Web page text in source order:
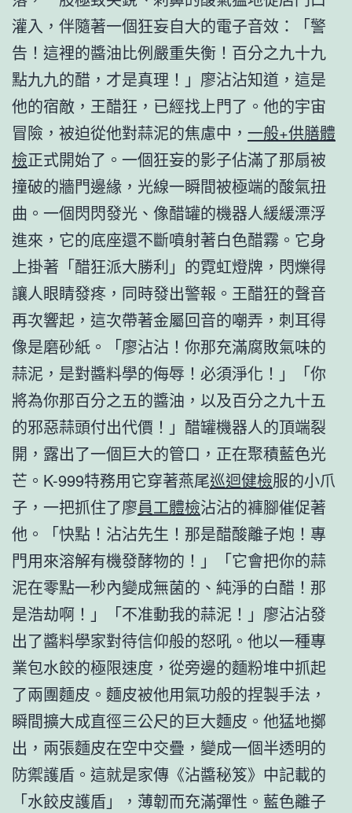
灌入，伴隨著一個狂妄自大的電子音效：「警
告！這裡的醬油比例嚴重失衡！百分之九十九
點九九的醋，才是真理！」廖沾沾知道，這是
他的宿敵，王醋狂，已經找上門了。他的宇宙
冒險，被迫從他對蒜泥的焦慮中， 一般+供膳體
檢正式開始了。一個狂妄的影子佔滿了那扇被
撞破的牆門邊緣，光線一瞬間被極端的酸氣扭
曲。一個閃閃發光、像醋罐的機器人緩緩漂浮
進來，它的底座還不斷噴射著白色醋霧。它身
上掛著「醋狂派大勝利」的霓虹燈牌，閃爍得
讓人眼睛發疼，同時發出警報。王醋狂的聲音
再次響起，這次帶著金屬回音的嘲弄，刺耳得
像是磨砂紙。「廖沾沾！你那充滿腐敗氣味的
蒜泥，是對醬料學的侮辱！必須淨化！」「你
將為你那百分之五的醬油，以及百分之九十五
的邪惡蒜頭付出代價！」醋罐機器人的頂端裂
開，露出了一個巨大的管口，正在聚積藍色光
芒。K-999特務用它穿著燕尾巡迴健檢服的小爪
子，一把抓住了廖員工體檢沾沾的褲腳催促著
他。「快點！沾沾先生！那是醋酸離子炮！專
門用來溶解有機發酵物的！」「它會把你的蒜
泥在零點一秒內變成無菌的、純淨的白醋！那
是浩劫啊！」「不准動我的蒜泥！」廖沾沾發
出了醬料學家對待信仰般的怒吼。他以一種專
業包水餃的極限速度，從旁邊的麵粉堆中抓起
了兩團麵皮。麵皮被他用氣功般的捏製手法，
瞬間擴大成直徑三公尺的巨大麵皮。他猛地擲
出，兩張麵皮在空中交疊，變成一個半透明的
防禦護盾。這就是家傳《沾醬秘笈》中記載的
「水餃皮護盾」，薄韌而充滿彈性。藍色離子